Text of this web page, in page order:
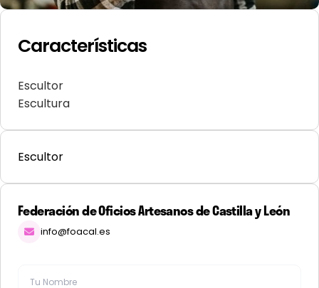
Características
Escultor
Escultura
Escultor
Federación de Oficios Artesanos de Castilla y León
info@foacal.es